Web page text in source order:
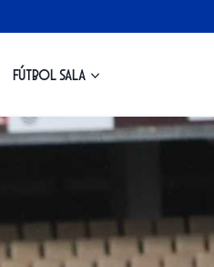
Fútbol Sala